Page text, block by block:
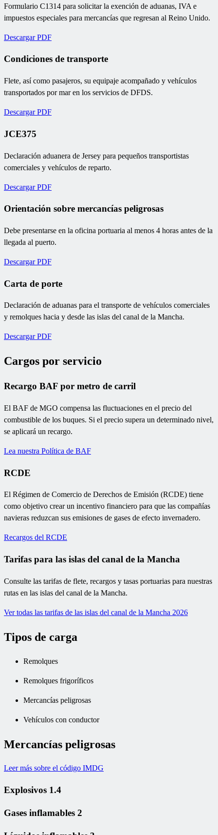
Formulario C1314 para solicitar la exención de aduanas, IVA e
impuestos especiales para mercancías que regresan al Reino Unido.
Descargar PDF
Condiciones de transporte
Flete, así como pasajeros, su equipaje acompañado y vehículos
transportados por mar en los servicios de DFDS.
Descargar PDF
JCE375
Declaración aduanera de Jersey para pequeños transportistas
comerciales y vehículos de reparto.
Descargar PDF
Orientación sobre mercancías peligrosas
Debe presentarse en la oficina portuaria al menos 4 horas antes de la
llegada al puerto.
Descargar PDF
Carta de porte
Declaración de aduanas para el transporte de vehículos comerciales
y remolques hacia y desde las islas del canal de la Mancha.
Descargar PDF
Cargos por servicio
Recargo BAF por metro de carril
El BAF de MGO compensa las fluctuaciones en el precio del
combustible de los buques. Si el precio supera un determinado nivel,
se aplicará un recargo.
Lea nuestra Política de BAF
RCDE
El Régimen de Comercio de Derechos de Emisión (RCDE) tiene
como objetivo crear un incentivo financiero para que las compañías
navieras reduzcan sus emisiones de gases de efecto invernadero.
Recargos del RCDE
Tarifas para las islas del canal de la Mancha
Consulte las tarifas de flete, recargos y tasas portuarias para nuestras
rutas en las islas del canal de la Mancha.
Ver todas las tarifas de las islas del canal de la Mancha 2026
Tipos de carga
Remolques
Remolques frigoríficos
Mercancías peligrosas
Vehículos con conductor
Mercancías peligrosas
Leer más sobre el código IMDG
Explosivos 1.4
Gases inflamables 2